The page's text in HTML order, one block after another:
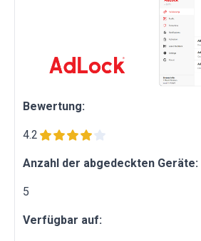
Bewertung:
4.2
Anzahl der abgedeckten Geräte:
5
Verfügbar auf: